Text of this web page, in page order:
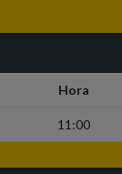
Hora
11:00